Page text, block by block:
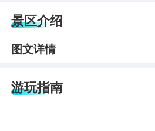
景区介绍
图文详情
游玩指南